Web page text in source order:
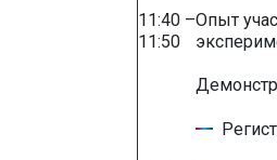
11:40 –
11:50
Опыт